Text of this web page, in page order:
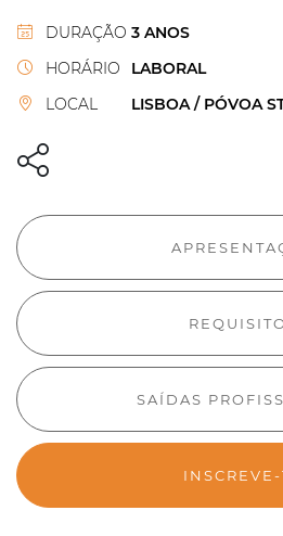
DURAÇÃO 3 ANOS
HORÁRIO
LABORAL
LOCAL
LISBOA / PÓVOA
SAÍDAS
INSCREVE-